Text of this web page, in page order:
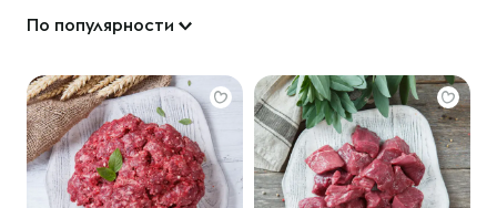
По популярности